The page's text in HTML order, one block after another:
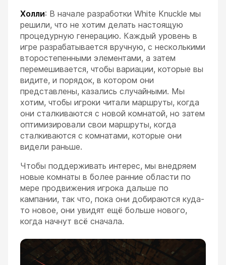
Холли: В начале разработки White Knuckle мы
решили, что не хотим делать настоящую
процедурную генерацию. Каждый уровень в
игре разрабатывается вручную, с несколькими
второстепенными элементами, а затем
перемешивается, чтобы вариации, которые вы
видите, и порядок, в котором они
представлены, казались случайными. Мы
хотим, чтобы игроки читали маршруты, когда
они сталкиваются с новой комнатой, но затем
оптимизировали свои маршруты, когда
сталкиваются с комнатами, которые они
видели раньше.
Чтобы поддерживать интерес, мы внедряем
новые комнаты в более ранние области по
мере продвижения игрока дальше по
кампании, так что, пока они добираются куда-
то новое, они увидят ещё больше нового,
когда начнут всё сначала.